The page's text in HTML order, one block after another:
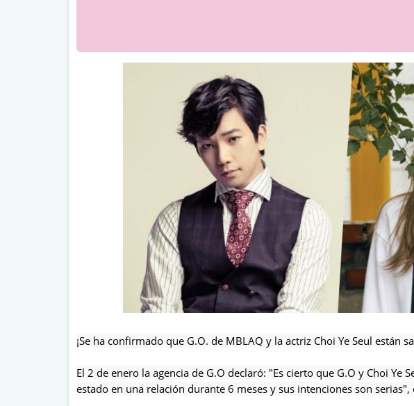
¡Se ha confirmado que G.O. de MBLAQ y la actriz Choi Ye Seul están
El 2 de enero la agencia de G.O declaró: "Es cierto que G.O y Choi Ye
estado en una relación durante 6 meses y sus intenciones son